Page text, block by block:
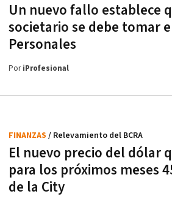
Un nuevo fallo establece
societario se debe tomar
Personales
PoriProfesional
El nuevo precio del dólar
para los próximos meses
de la City
FINANZAS / Relevamiento del BCRA